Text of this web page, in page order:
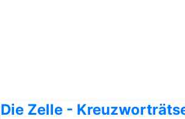
Die Zelle -